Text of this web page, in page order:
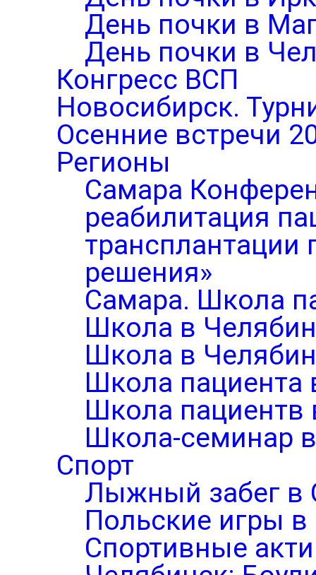
День почки в
День почки в
Конгресс ВСП
Новосибирск.
Осенние встречи
Регионы
Самара
реабилитация
трансплантации
решения»
Самара. Школа
Школа в
Школа в
Школа пациента
Школа пациентв
Школа-семинар
Спорт
Лыжный забег в
Польские игры в
Спортивные